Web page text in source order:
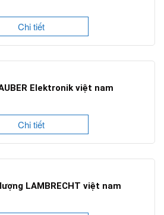
Chi tiết
Elektronik việt nam
Chi tiết
LAMBRECHT việt nam